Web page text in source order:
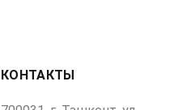
КОНТАКТЫ